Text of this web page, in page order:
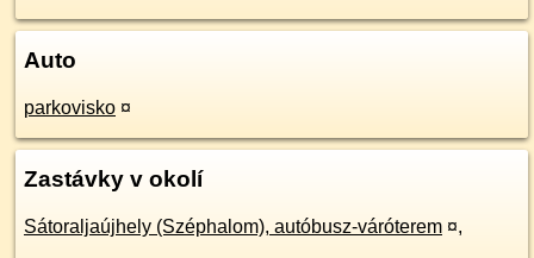
Auto
parkovisko ¤
Zastávky v okolí
Sátoraljaújhely (Széphalom), autóbusz-váróterem ¤,